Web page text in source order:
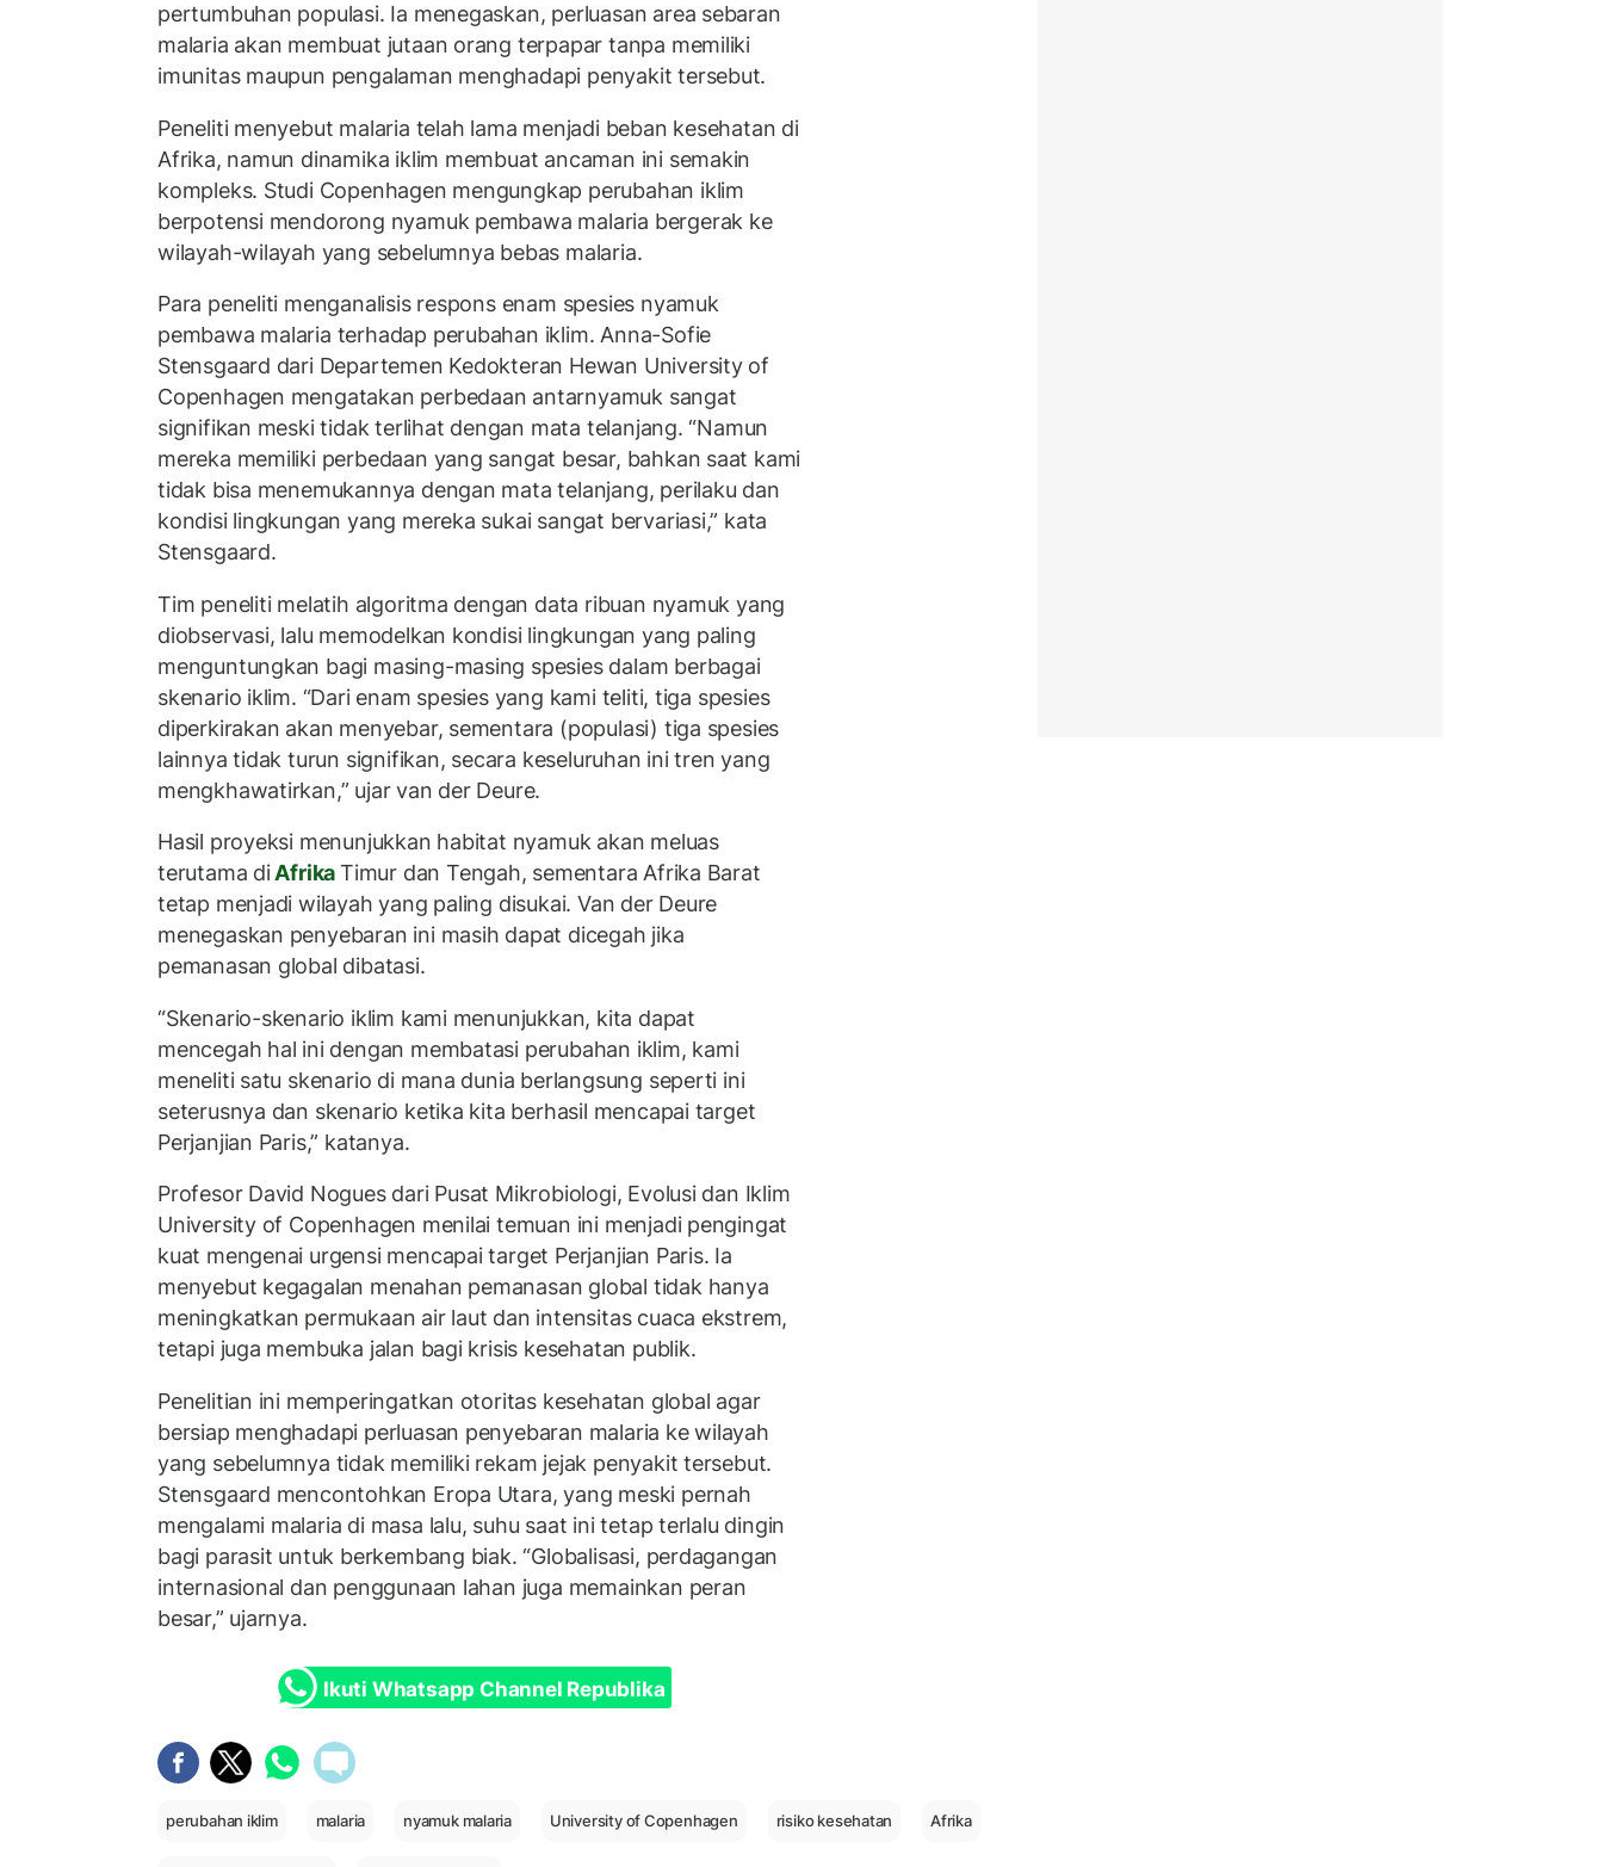
pertumbuhan populasi. Ia menegaskan, perluasan area sebaran
malaria akan membuat jutaan orang terpapar tanpa memiliki
imunitas maupun pengalaman menghadapi penyakit tersebut.
Peneliti menyebut malaria telah lama menjadi beban kesehatan di
Afrika, namun dinamika iklim membuat ancaman ini semakin
kompleks. Studi Copenhagen mengungkap perubahan iklim
berpotensi mendorong nyamuk pembawa malaria bergerak ke
wilayah-wilayah yang sebelumnya bebas malaria.
Para peneliti menganalisis respons enam spesies nyamuk
pembawa malaria terhadap perubahan iklim. Anna-Sofie
Stensgaard dari Departemen Kedokteran Hewan University of
Copenhagen mengatakan perbedaan antarnyamuk sangat
signifikan meski tidak terlihat dengan mata telanjang. “Namun
mereka memiliki perbedaan yang sangat besar, bahkan saat kami
tidak bisa menemukannya dengan mata telanjang, perilaku dan
kondisi lingkungan yang mereka sukai sangat bervariasi,” kata
Stensgaard.
Tim peneliti melatih algoritma dengan data ribuan nyamuk yang
diobservasi, lalu memodelkan kondisi lingkungan yang paling
menguntungkan bagi masing-masing spesies dalam berbagai
skenario iklim. “Dari enam spesies yang kami teliti, tiga spesies
diperkirakan akan menyebar, sementara (populasi) tiga spesies
lainnya tidak turun signifikan, secara keseluruhan ini tren yang
mengkhawatirkan,” ujar van der Deure.
Hasil proyeksi menunjukkan habitat nyamuk akan meluas
terutama diAfrikaTimur dan Tengah, sementara Afrika Barat
tetap menjadi wilayah yang paling disukai. Van der Deure
menegaskan penyebaran ini masih dapat dicegah jika
pemanasan global dibatasi.
“Skenario-skenario iklim kami menunjukkan, kita dapat
mencegah hal ini dengan membatasi perubahan iklim, kami
meneliti satu skenario di mana dunia berlangsung seperti ini
seterusnya dan skenario ketika kita berhasil mencapai target
Perjanjian Paris,” katanya.
Profesor David Nogues dari Pusat Mikrobiologi, Evolusi dan Iklim
University of Copenhagen menilai temuan ini menjadi pengingat
kuat mengenai urgensi mencapai target Perjanjian Paris. Ia
menyebut kegagalan menahan pemanasan global tidak hanya
meningkatkan permukaan air laut dan intensitas cuaca ekstrem,
tetapi juga membuka jalan bagi krisis kesehatan publik.
Penelitian ini memperingatkan otoritas kesehatan global agar
bersiap menghadapi perluasan penyebaran malaria ke wilayah
yang sebelumnya tidak memiliki rekam jejak penyakit tersebut.
Stensgaard mencontohkan Eropa Utara, yang meski pernah
mengalami malaria di masa lalu, suhu saat ini tetap terlalu dingin
bagi parasit untuk berkembang biak. “Globalisasi, perdagangan
internasional dan penggunaan lahan juga memainkan peran
besar,” ujarnya.
Ikuti Whatsapp Channel Republika
perubahan iklim malaria nyamuk malaria University of Copenhagen risiko kesehatan Afrika